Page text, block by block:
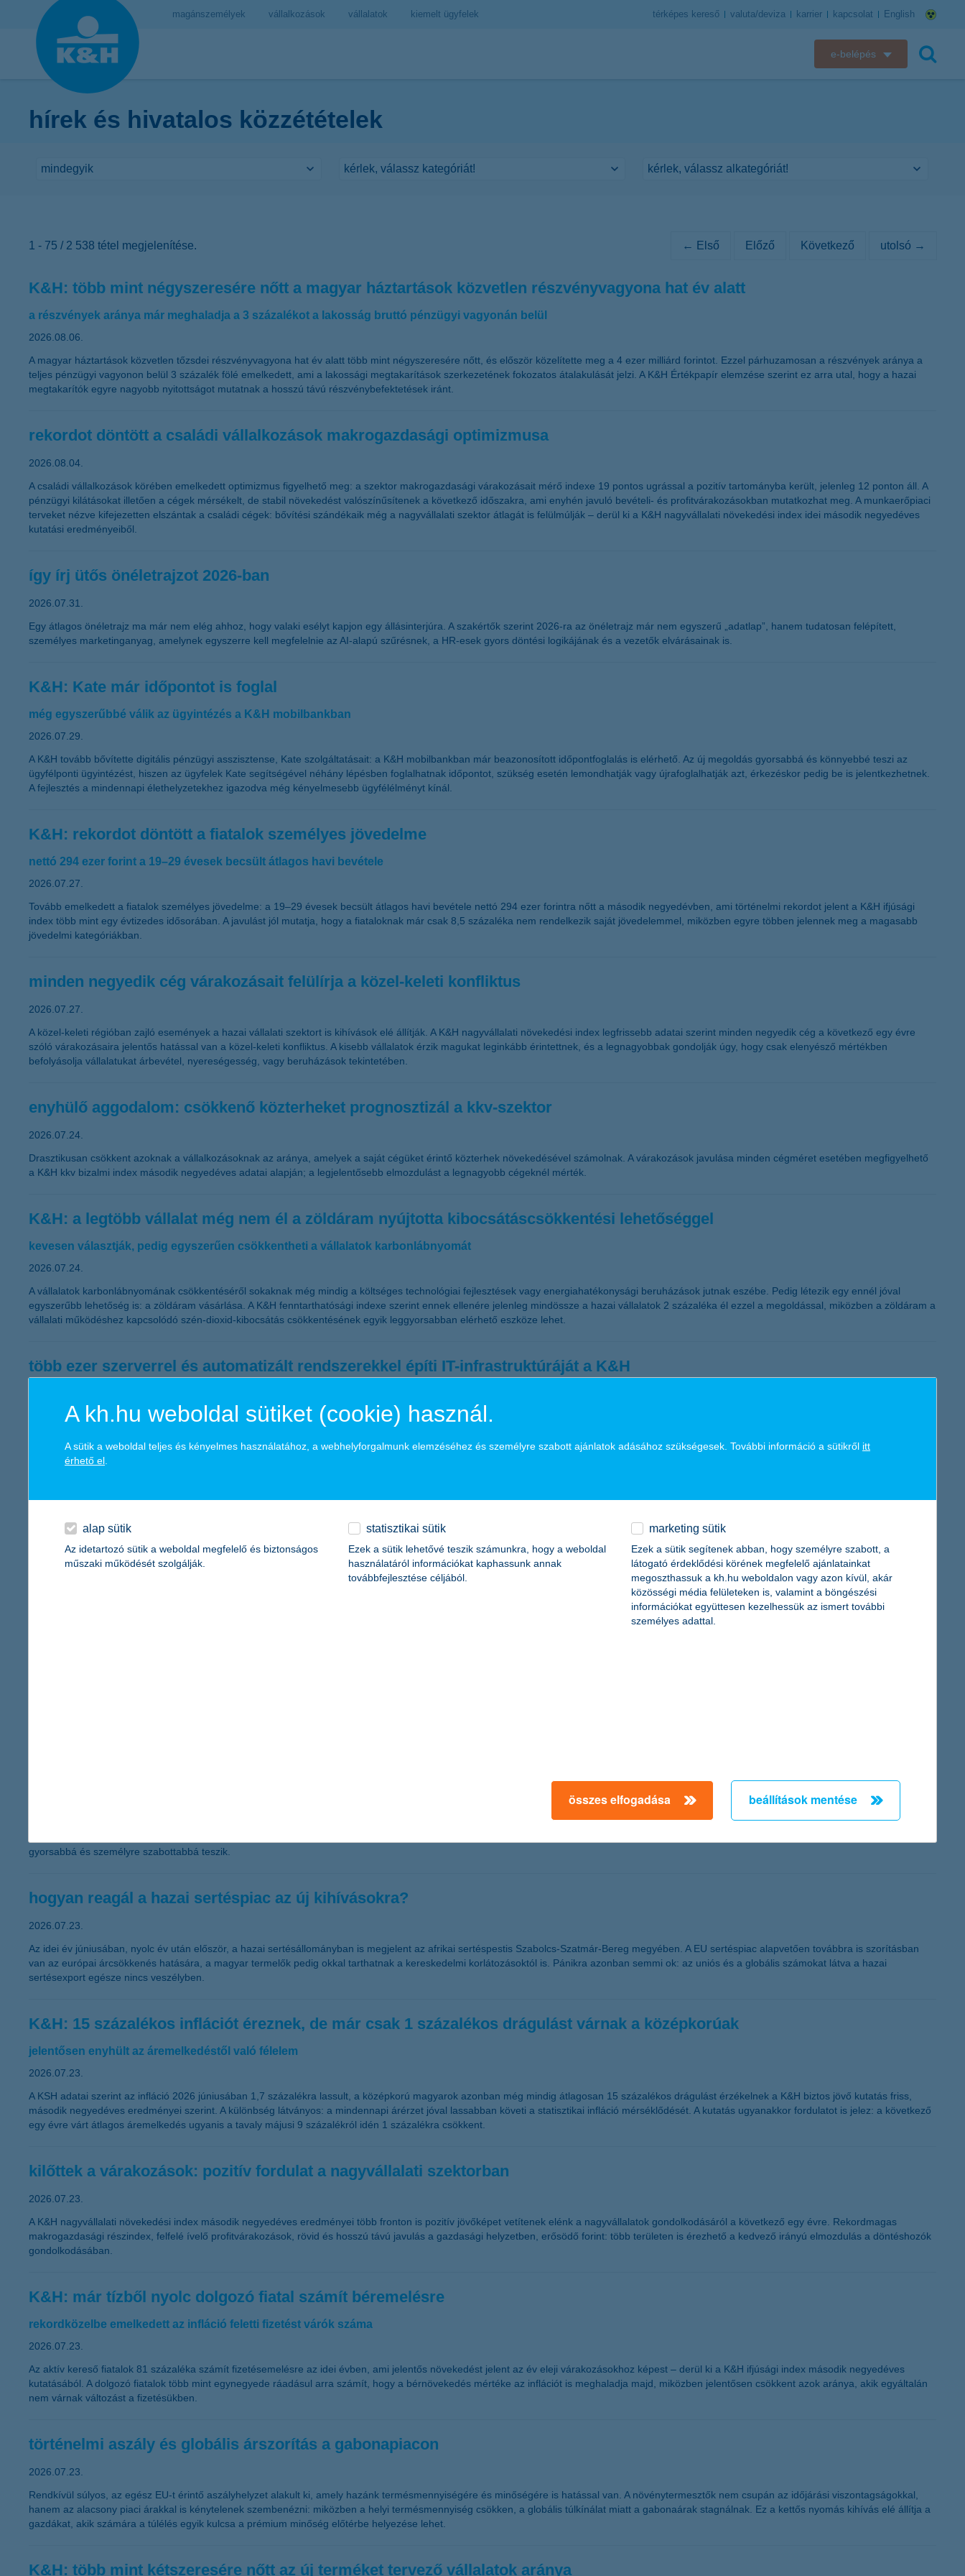
magánszemélyek vállalkozások vállalatok kiemelt ügyfelek térképes kereső valuta/deviza karrier kapcsolat English
e-belépés
hírek és hivatalos közzétételek
1 - 75 / 2 538 tétel megjelenítése. ← Első Előző Következő utolsó →
K&H: több mint négyszeresére nőtt a magyar háztartások közvetlen részvényvagyona hat év alatt
a részvények aránya már meghaladja a 3 százalékot a lakosság bruttó pénzügyi vagyonán belül
2026.08.06.
A magyar háztartások közvetlen tőzsdei részvényvagyona hat év alatt több mint négyszeresére nőtt, és először közelítette meg a 4 ezer milliárd forintot. Ezzel párhuzamosan a részvények aránya a
teljes pénzügyi vagyonon belül 3 százalék fölé emelkedett, ami a lakossági megtakarítások szerkezetének fokozatos átalakulását jelzi. A K&H Értékpapír elemzése szerint ez arra utal, hogy a hazai
megtakarítók egyre nagyobb nyitottságot mutatnak a hosszú távú részvénybefektetések iránt.
rekordot döntött a családi vállalkozások makrogazdasági optimizmusa
2026.08.04.
A családi vállalkozások körében emelkedett optimizmus figyelhető meg: a szektor makrogazdasági várakozásait mérő indexe 19 pontos ugrással a pozitív tartományba került, jelenleg 12 ponton áll. A
pénzügyi kilátásokat illetően a cégek mérsékelt, de stabil növekedést valószínűsítenek a következő időszakra, ami enyhén javuló bevételi- és profitvárakozásokban mutatkozhat meg. A munkaerőpiaci
terveket nézve kifejezetten elszántak a családi cégek: bővítési szándékaik még a nagyvállalati szektor átlagát is felülmúlják – derül ki a K&H nagyvállalati növekedési index idei második negyedéves
kutatási eredményeiből.
így írj ütős önéletrajzot 2026-ban
2026.07.31.
Egy átlagos önéletrajz ma már nem elég ahhoz, hogy valaki esélyt kapjon egy állásinterjúra. A szakértők szerint 2026-ra az önéletrajz már nem egyszerű „adatlap”, hanem tudatosan felépített,
személyes marketinganyag, amelynek egyszerre kell megfelelnie az AI-alapú szűrésnek, a HR-esek gyors döntési logikájának és a vezetők elvárásainak is.
K&H: Kate már időpontot is foglal
még egyszerűbbé válik az ügyintézés a K&H mobilbankban
2026.07.29.
A K&H tovább bővítette digitális pénzügyi asszisztense, Kate szolgáltatásait: a K&H mobilbankban már beazonosított időpontfoglalás is elérhető. Az új megoldás gyorsabbá és könnyebbé teszi az
ügyfélponti ügyintézést, hiszen az ügyfelek Kate segítségével néhány lépésben foglalhatnak időpontot, szükség esetén lemondhatják vagy újrafoglalhatják azt, érkezéskor pedig be is jelentkezhetnek.
A fejlesztés a mindennapi élethelyzetekhez igazodva még kényelmesebb ügyfélélményt kínál.
K&H: rekordot döntött a fiatalok személyes jövedelme
nettó 294 ezer forint a 19–29 évesek becsült átlagos havi bevétele
2026.07.27.
Tovább emelkedett a fiatalok személyes jövedelme: a 19–29 évesek becsült átlagos havi bevétele nettó 294 ezer forintra nőtt a második negyedévben, ami történelmi rekordot jelent a K&H ifjúsági
index több mint egy évtizedes idősorában. A javulást jól mutatja, hogy a fiataloknak már csak 8,5 százaléka nem rendelkezik saját jövedelemmel, miközben egyre többen jelennek meg a magasabb
jövedelmi kategóriákban.
minden negyedik cég várakozásait felülírja a közel-keleti konfliktus
2026.07.27.
A közel-keleti régióban zajló események a hazai vállalati szektort is kihívások elé állítják. A K&H nagyvállalati növekedési index legfrissebb adatai szerint minden negyedik cég a következő egy évre
szóló várakozásaira jelentős hatással van a közel-keleti konfliktus. A kisebb vállalatok érzik magukat leginkább érintettnek, és a legnagyobbak gondolják úgy, hogy csak elenyésző mértékben
befolyásolja vállalatukat árbevétel, nyereségesség, vagy beruházások tekintetében.
enyhülő aggodalom: csökkenő közterheket prognosztizál a kkv-szektor
2026.07.24.
Drasztikusan csökkent azoknak a vállalkozásoknak az aránya, amelyek a saját cégüket érintő közterhek növekedésével számolnak. A várakozások javulása minden cégméret esetében megfigyelhető
a K&H kkv bizalmi index második negyedéves adatai alapján; a legjelentősebb elmozdulást a legnagyobb cégeknél mérték.
K&H: a legtöbb vállalat még nem él a zöldáram nyújtotta kibocsátáscsökkentési lehetőséggel
kevesen választják, pedig egyszerűen csökkentheti a vállalatok karbonlábnyomát
2026.07.24.
A vállalatok karbonlábnyomának csökkentéséről sokaknak még mindig a költséges technológiai fejlesztések vagy energiahatékonysági beruházások jutnak eszébe. Pedig létezik egy ennél jóval
egyszerűbb lehetőség is: a zöldáram vásárlása. A K&H fenntarthatósági indexe szerint ennek ellenére jelenleg mindössze a hazai vállalatok 2 százaléka él ezzel a megoldással, miközben a zöldáram a
vállalati működéshez kapcsolódó szén-dioxid-kibocsátás csökkentésének egyik leggyorsabban elérhető eszköze lehet.
több ezer szerverrel és automatizált rendszerekkel építi IT-infrastruktúráját a K&H
A digitális bankolás mögött láthatatlan, de kritikus infrastruktúra áll. Ez a háttér biztosítja mindazt, amit az ügyfelek a banki ügyintézés során természetesnek vesznek: a gyorsaságot, a stabilitást és a
negyedéves kutatási adataiból. A szektor szereplőinek visszajelzései alapján 40 százalékkal többen vannak azok, akik bizalommal tekintenek a következő egy évre e téren, amivel a mutató
megdöntötte a korábbi, 2010-ben mért 38 százalékos rekordot is.
Sorozatban harmadik alkalommal nyerte el a K&H a Magyarország Legjobb Digitális Bankja (Hungary’s Best Digital Bank) díjat a Euromoney Awards for Excellence nemzetközi versenyén. A rangos
gyorsabbá és személyre szabottabbá teszik.
hogyan reagál a hazai sertéspiac az új kihívásokra?
2026.07.23.
Az idei év júniusában, nyolc év után először, a hazai sertésállományban is megjelent az afrikai sertéspestis Szabolcs-Szatmár-Bereg megyében. A EU sertéspiac alapvetően továbbra is szorításban
van az európai árcsökkenés hatására, a magyar termelők pedig okkal tarthatnak a kereskedelmi korlátozásoktól is. Pánikra azonban semmi ok: az uniós és a globális számokat látva a hazai
sertésexport egésze nincs veszélyben.
K&H: 15 százalékos inflációt éreznek, de már csak 1 százalékos drágulást várnak a középkorúak
jelentősen enyhült az áremelkedéstől való félelem
2026.07.23.
A KSH adatai szerint az infláció 2026 júniusában 1,7 százalékra lassult, a középkorú magyarok azonban még mindig átlagosan 15 százalékos drágulást érzékelnek a K&H biztos jövő kutatás friss,
második negyedéves eredményei szerint. A különbség látványos: a mindennapi árérzet jóval lassabban követi a statisztikai infláció mérséklődését. A kutatás ugyanakkor fordulatot is jelez: a következő
egy évre várt átlagos áremelkedés ugyanis a tavaly májusi 9 százalékról idén 1 százalékra csökkent.
kilőttek a várakozások: pozitív fordulat a nagyvállalati szektorban
2026.07.23.
A K&H nagyvállalati növekedési index második negyedéves eredményei több fronton is pozitív jövőképet vetítenek elénk a nagyvállalatok gondolkodásáról a következő egy évre. Rekordmagas
makrogazdasági részindex, felfelé ívelő profitvárakozások, rövid és hosszú távú javulás a gazdasági helyzetben, erősödő forint: több területen is érezhető a kedvező irányú elmozdulás a döntéshozók
gondolkodásában.
K&H: már tízből nyolc dolgozó fiatal számít béremelésre
rekordközelbe emelkedett az infláció feletti fizetést várók száma
2026.07.23.
Az aktív kereső fiatalok 81 százaléka számít fizetésemelésre az idei évben, ami jelentős növekedést jelent az év eleji várakozásokhoz képest – derül ki a K&H ifjúsági index második negyedéves
kutatásából. A dolgozó fiatalok több mint egynegyede ráadásul arra számít, hogy a bérnövekedés mértéke az inflációt is meghaladja majd, miközben jelentősen csökkent azok aránya, akik egyáltalán
nem várnak változást a fizetésükben.
történelmi aszály és globális árszorítás a gabonapiacon
2026.07.23.
Rendkívül súlyos, az egész EU-t érintő aszályhelyzet alakult ki, amely hazánk termésmennyiségére és minőségére is hatással van. A növénytermesztők nem csupán az időjárási viszontagságokkal,
hanem az alacsony piaci árakkal is kénytelenek szembenézni: miközben a helyi termésmennyiség csökken, a globális túlkínálat miatt a gabonaárak stagnálnak. Ez a kettős nyomás kihívás elé állítja a
gazdákat, akik számára a túlélés egyik kulcsa a prémium minőség előtérbe helyezése lehet.
K&H: több mint kétszeresére nőtt az új terméket tervező vállalatok aránya
A kh.hu weboldal sütiket (cookie) használ.
A sütik a weboldal teljes és kényelmes használatához, a webhelyforgalmunk elemzéséhez és személyre szabott ajánlatok adásához szükségesek. További információ a sütikről itt
érhető el
alap sütik
Az idetartozó sütik a weboldal megfelelő és biztonságos
műszaki működését szolgálják.
statisztikai sütik
Ezek a sütik lehetővé teszik számunkra, hogy a weboldal
használatáról információkat kaphassunk annak
továbbfejlesztése céljából.
marketing sütik
Ezek a sütik segítenek abban, hogy személyre szabott, a
látogató érdeklődési körének megfelelő ajánlatainkat
megoszthassuk a kh.hu weboldalon vagy azon kívül, akár
közösségi média felületeken is, valamint a böngészési
információkat együttesen kezelhessük az ismert további
személyes adattal.
összes elfogadása beállítások mentése